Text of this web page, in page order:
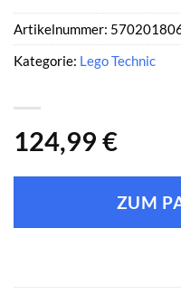
124,99 €
ZUM
Artikelnummer:
Kategorie: Lego Technic